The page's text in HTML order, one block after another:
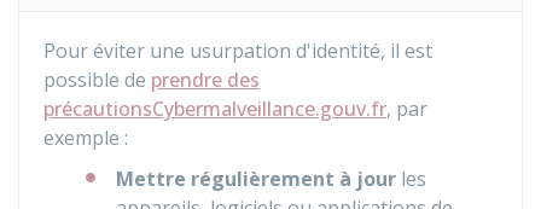
Pour éviter une usurpation d'identité, il est
possible de prendre des
précautionsCybermalveillance.gouv.fr, par
exemple :
Mettre régulièrement à jour les